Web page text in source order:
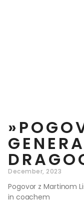
December, 2023
Pogovor z Martinom
in coachem